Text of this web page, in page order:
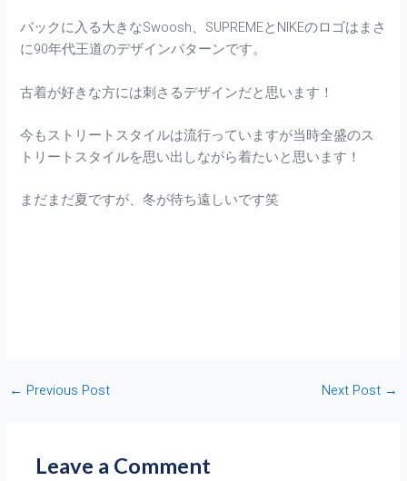
バックに入る大きなSwoosh、SUPREMEとNIKEのロゴはまさ
に90年代王道のデザインパターンです。
古着が好きな方には刺さるデザインだと思います！
今もストリートスタイルは流行っていますが当時全盛のス
トリートスタイルを思い出しながら着たいと思います！
まだまだ夏ですが、冬が待ち遠しいです笑
← Previous Post Next Post →
Leave a Comment